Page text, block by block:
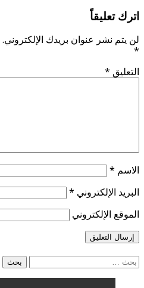
اترك تعليقاً
لن يتم نشر عنوان بريدك الإلكتروني.
*
التعليق *
الاسم *
البريد الإلكتروني *
الموقع الإلكتروني
البحث